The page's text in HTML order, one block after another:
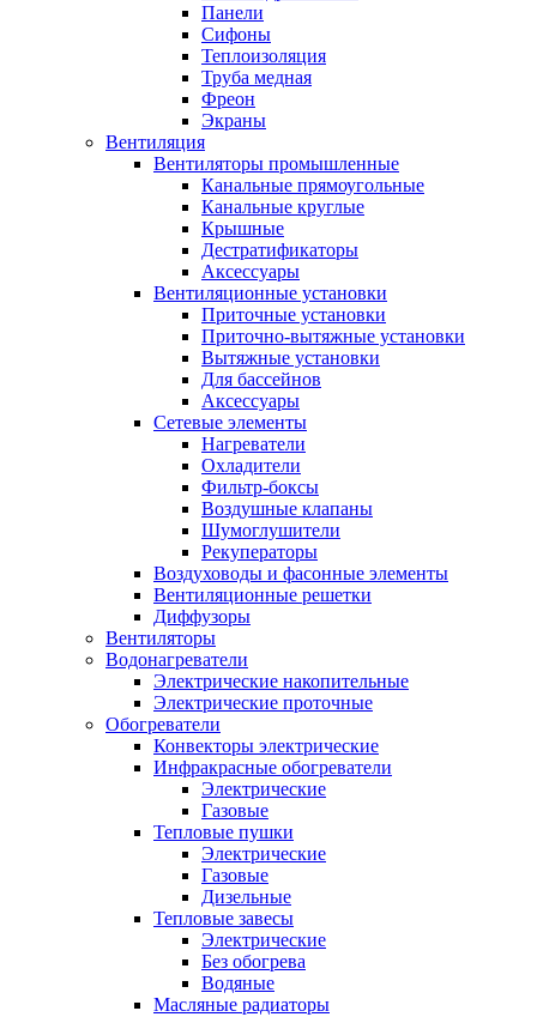
Панели
Сифоны
Теплоизоляция
Труба медная
Фреон
Экраны
Вентиляция
Вентиляторы промышленные
Канальные прямоугольные
Канальные круглые
Крышные
Дестратификаторы
Аксессуары
Вентиляционные установки
Приточные установки
Приточно-вытяжные установки
Вытяжные установки
Для бассейнов
Аксессуары
Сетевые элементы
Нагреватели
Охладители
Фильтр-боксы
Воздушные клапаны
Шумоглушители
Рекуператоры
Воздуховоды и фасонные элементы
Вентиляционные решетки
Диффузоры
Вентиляторы
Водонагреватели
Электрические накопительные
Электрические проточные
Обогреватели
Конвекторы электрические
Инфракрасные обогреватели
Электрические
Газовые
Тепловые пушки
Электрические
Газовые
Дизельные
Тепловые завесы
Электрические
Без обогрева
Водяные
Масляные радиаторы